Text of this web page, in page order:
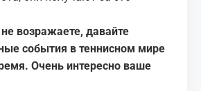
возражаете, давайте
события в теннисном мире
Очень интересно ваше